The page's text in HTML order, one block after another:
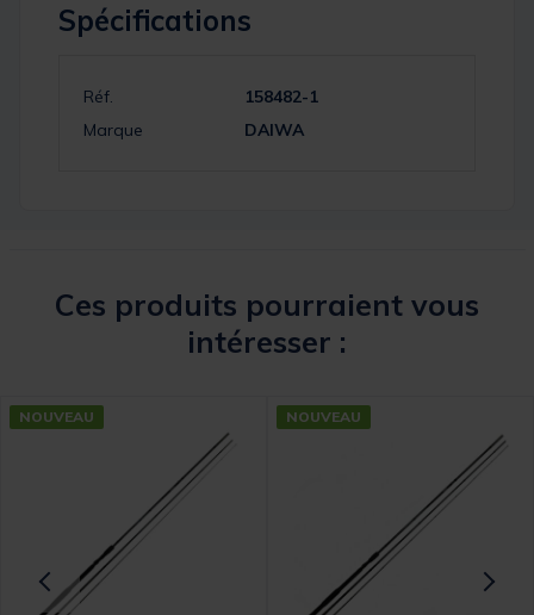
Spécifications
Réf.
158482-1
Marque
DAIWA
Ces produits pourraient vous
intéresser :
NOUVEAU NOUVEAU